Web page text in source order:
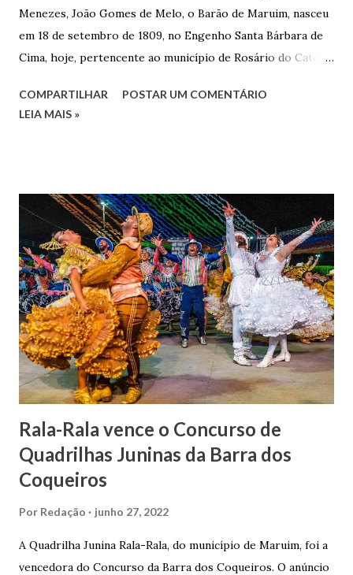
Menezes, João Gomes de Melo, o Barão de Maruim, nasceu
em 18 de setembro de 1809, no Engenho Santa Bárbara de
Cima, hoje, pertencente ao município de Rosário do Catete.
José de Faro Leitão, porém o casamento acabou com o
indiciamento para apropriar-se da volumosa herança. Em
1862, transferiu-se para o Rio de Janeiro e casou-se com
uma irmã do Visconde de Uruguai. O Barão de Maruim
apresentou uma grande dedicação à atividade agrícola, que
lhe proporcionou uma grande reserva financeira. João
Gomes de Melo mandou construir a Igreja Matriz de Nosso
Senhor Bom Jesus dos Passos, que foi inaugurada em 1862 e
doada ao vigário Pe. José Joaquim de Vasconcelos. A Igreja
Matriz...
COMPARTILHAR
POSTAR UM COMENTÁRIO
LEIA MAIS »
Rala-Rala vence o Concurso de
Quadrilhas Juninas da Barra dos
Coqueiros
Por Redação junho 27, 2022
A Quadrilha Junina Rala-Rala, do município de Maruim, foi a
vencedora do Concurso da Barra dos Coqueiros. O anúncio